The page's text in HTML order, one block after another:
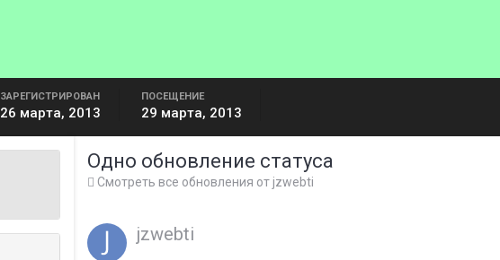
ЗАРЕГИСТРИРОВАН
26 марта, 2013
ПОСЕЩЕНИЕ
29 марта, 2013
Одно обновление статуса
Смотреть все обновления от jzwebti
jzwebti